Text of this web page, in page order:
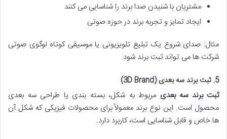
مشتریان با شنیدن صدا برند را شناسایی می کنند
ایجاد تمایز و تجربه برند در حوزه صوتی
مثال: صدای شروع یک تبلیغ تلویزیونی یا موسیقی کوتاه لوگوی صوتی
شرکت ها می تواند ثبت برند شود.
5. ثبت برند سه بعدی (3D Brand)
ثبت برند سه بعدی مربوط به شکل، بسته بندی یا طراحی سه بعدی
محصول است. این نوع برند معمولاً برای محصولات فیزیکی که شکل آن
ها خاص و قابل شناسایی است، کاربرد دارد.